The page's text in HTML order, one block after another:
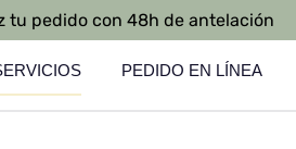
tu pedido con 48h de antelación
PEDIDO EN LÍNEA